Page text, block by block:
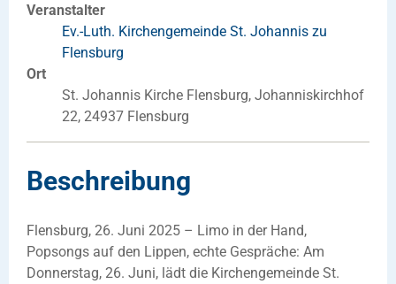
Veranstalter
Ev.-Luth. Kirchengemeinde St. Johannis zu
Flensburg
Ort
St. Johannis Kirche Flensburg, Johanniskirchhof
22, 24937 Flensburg
Beschreibung
Flensburg, 26. Juni 2025 – Limo in der Hand,
Popsongs auf den Lippen, echte Gespräche: Am
Donnerstag, 26. Juni, lädt die Kirchengemeinde St.